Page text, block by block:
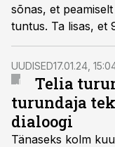
sõnas, et
tuntus. Ta lisas, et
väljastpoolt Eestit
tänu brändile.
UUDISED17.01.24,
Telia
turundaja
dialoogi
Tänaseks kolm